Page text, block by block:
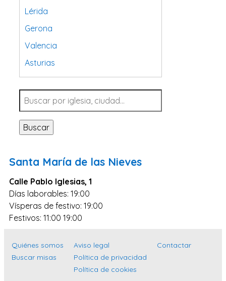
Lérida
Gerona
Valencia
Asturias
Tarragona
Navarra
Valladolid
Sevilla
Santa Cruz de Tenerife
Cantabria
Islas Baleares
Las Palmas
Buscar
Santa María de las Nieves
Calle Pablo Iglesias, 1
Días laborables: 19:00
Vísperas de festivo: 19:00
Festivos: 11:00 19:00
Quiénes somos
Buscar misas
Aviso legal
Política de privacidad
Política de cookies
Contactar